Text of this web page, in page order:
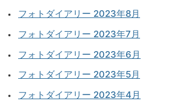
フォトダイアリー 2023年8月
フォトダイアリー 2023年7月
フォトダイアリー 2023年6月
フォトダイアリー 2023年5月
フォトダイアリー 2023年4月